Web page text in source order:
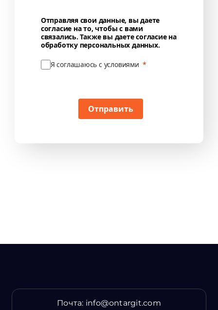
Отправляя свои данные, вы даете
согласие на то, чтобы с вами
связались. Также вы даете согласие на
обработку персональных данных.
Я соглашаюсь с условиями
Отправить
Почта: info@ontargit.com